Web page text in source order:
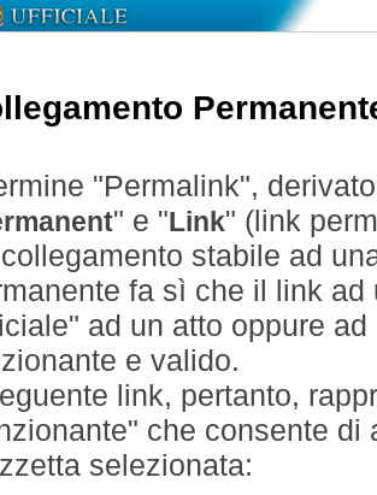
"Permalink",
" e " Link" (link
stabile ad
fa sì che il link
ad un atto oppure
e valido.
link, pertanto,
che consente
selezionata: